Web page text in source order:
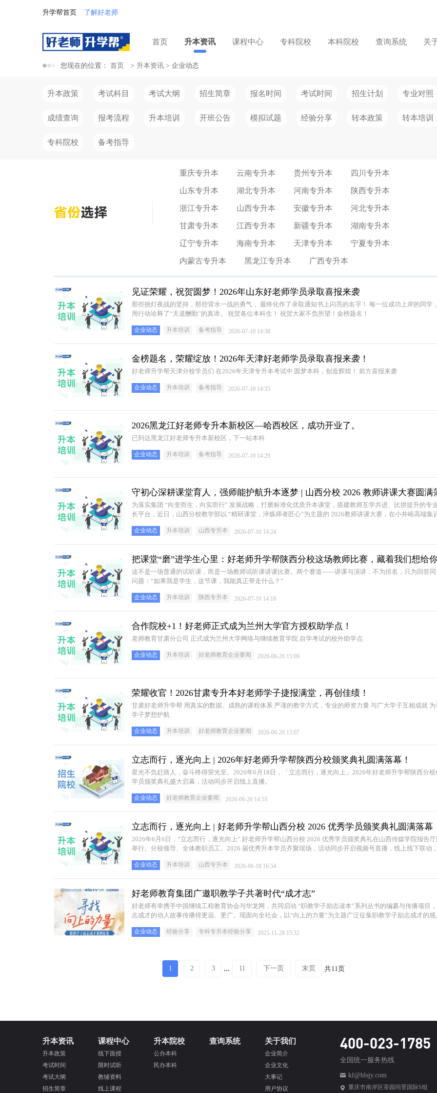
升学帮首页 了解好老师
首页 升本资讯 课程中心 专科院校 本科院校 查询系统 关
您现在的位置： 首页 > 升本资讯 > 企业动态
升本政策 考试科目 考试大纲 招生简章 报名时间 考试时间 招生计划 专业对照
成绩查询 报考流程 升本培训 开班公告 模拟试题 经验分享 转本政策 转本培训
专科院校 备考指导
重庆专升本 云南专升本 贵州专升本 四川专升本
山东专升本 湖北专升本 河南专升本 陕西专升本
浙江专升本 山西专升本 安徽专升本 河北专升本
甘肃专升本 江西专升本 新疆专升本 湖南专升本
辽宁专升本 海南专升本 天津专升本 宁夏专升本
内蒙古专升本 黑龙江专升本 广西专升本
见证荣耀，祝贺圆梦！2026年山东好老师学员录取喜报来袭
那些挑灯夜战的坚持，那些背水一战的勇气， 最终化作了录取通知书上闪亮的名字！ 每一位成功上岸的同学， 都
用行动诠释了“天道酬勤”的真谛。 祝贺各位本科生！ 祝贺大家不负所望！金榜题名！
企业动态 升本培训 备考指导 2026-07-10 14:38
金榜题名，荣耀绽放！2026年天津好老师学员录取喜报来袭！
好老师升学帮天津分校学员们 在2026年天津专升本考试中 圆梦本科，创造辉煌！ 前方喜报来袭
企业动态 升本培训 备考指导 2026-07-10 14:35
2026黑龙江好老师专升本新校区—哈西校区，成功开业了。
已到达黑龙江好老师专升本新校区，下一站本科
企业动态 升本培训 备考指导 2026-07-10 14:29
守初心深耕课堂育人，强师能护航升本逐梦 | 山西分校 2026 教师讲课大赛圆满
为落实集团 “向变而生，向实而行” 发展战略，打磨标准化优质升本课堂，搭建教师互学共进、比拼提升的专
长平台，近日，山西分校教学部以 “精研课堂，淬炼师者匠心”为主题的 2026教师讲课大赛，在小井峪高端集
才”的教学使命，以赛强师、以师育生，全力护航山西专科学子圆梦本科。
企业动态 升本培训 山西专升本 2026-07-10 14:24
把课堂“磨”进学生心里：好老师升学帮陕西分校这场教师比赛，藏着我们想给你
这不是一场普通的试听课，而是一场教师试听课讲课比赛。两个赛道——讲课与演讲，不为排名，只为回答同
问题：“如果我是学生，这节课，我能真正带走什么？”
企业动态 升本培训 陕西专升本 2026-07-10 14:18
合作院校+1！好老师正式成为兰州大学官方授权助学点！
老师教育甘肃分公司 正式成为兰州大学网络与继续教育学院 自学考试的校外助学点
企业动态 升本培训 好老师教育企业要闻 2026-06-26 15:09
荣耀收官！2026甘肃专升本好老师学子捷报满堂，再创佳绩！
甘肃好老师升学帮 用真实的数据、成熟的课程体系 严谨的教学方式，专业的师资力量 与广大学子互相成就 为莘莘
学子梦想护航
企业动态 升本培训 好老师教育企业要闻 2026-06-26 15:07
立志而行，逐光向上 | 2026年好老师升学帮陕西分校颁奖典礼圆满落幕！
星光不负赶路人，奋斗终得荣光至。2026年6月18日，「立志而行，逐光向上」2026年好老师升学帮陕西分校
学员颁奖典礼盛大启幕，活动同步开启线上直播。
企业动态 好老师教育企业要闻 2026-06-26 14:53
立志而行，逐光向上 | 好老师升学帮山西分校 2026 优秀学员颁奖典礼圆满落幕
2026年6月6日，“立志而行，逐光向上” 好老师升学帮山西分校 2026 优秀学员颁奖典礼在山西传媒学院报告厅
举行。分校领导、全体教职员工、2026 届优秀升本学员齐聚现场，活动同步开启视频号直播，线上线下联动，
帮山西分校 2026 优秀学员颁奖典礼在山西传媒学院报告厅顺利举行。分校领导、全体教职员工、2026 届优秀
企业动态 升本培训 山西专升本 2026-06-18 16:54
好老师教育集团广邀职教学子共著时代“成才志”
好老师有幸携手中国继续工程教育协会与华龙网，共同启动 “职教学子励志读本”系列丛书的编纂与传播项目
志成才的动人故事传播得更远、更广。现面向全社会，以“向上的力量”为主题广泛征集职教学子励志成才的感
企业动态 经验分享 专科专升本经验分享 2025-11-28 15:32
1 2 3 ... 11 下一页 末页 共11页
升本资讯
升本政策
考试时间
考试大纲
招生简章
课程中心
线下面授
限时试听
教辅资料
线上课程
升本院校
公办本科
民办本科
查询系统 关于我们
企业简介
企业文化
大事记
用户协议
400-023-1785
全国统一服务热线
kf@hlsjy.com
重庆市南岸区茶园同景国际S组